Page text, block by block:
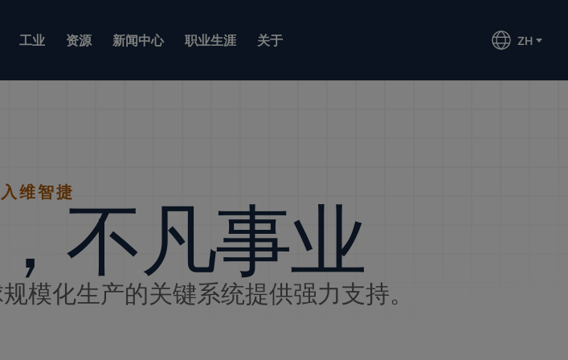
工业 资源 新闻中心 职业生涯 关于 ZH
维智捷
不凡事业
模化生产的关键系统提供强力支持。